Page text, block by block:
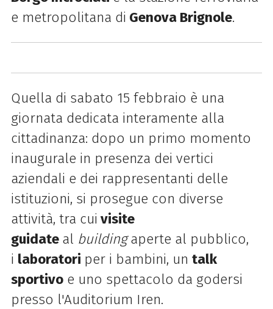
e metropolitana di Genova Brignole.
Quella di sabato 15 febbraio è una
giornata dedicata interamente alla
cittadinanza: dopo un primo momento
inaugurale in presenza dei vertici
aziendali e dei rappresentanti delle
istituzioni, si prosegue con diverse
attività, tra cui visite
guidate al buildingaperte al pubblico,
i laboratori per i bambini, un talk
sportivoe uno spettacolo da godersi
presso l'Auditorium Iren.